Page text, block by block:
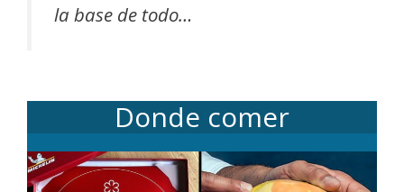
la base de todo…
Donde comer